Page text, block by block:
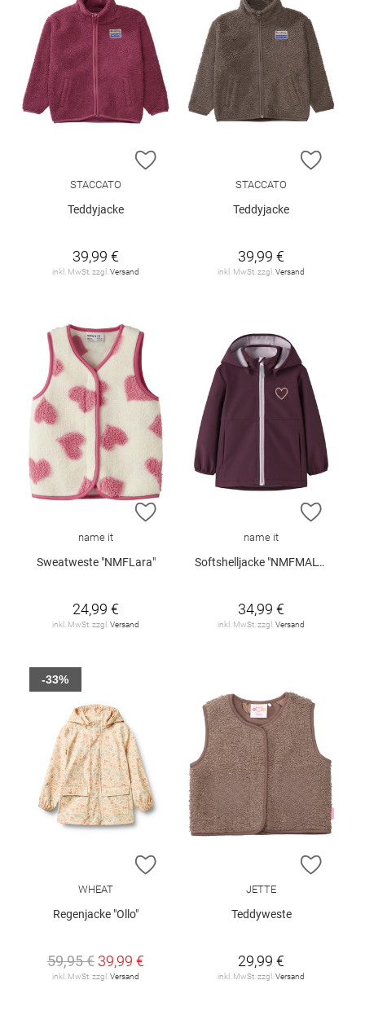
ZUR WUNSCHLISTE HINZUFÜGEN
STACCATO
Teddyjacke
39,99 €
inkl. MwSt. zzgl. Versand
ZUR
STACCATO
Teddyjacke
39,99 €
inkl. MwSt. zzgl. Versand
ZUR WUNSCHLISTE HINZUFÜGEN
name it
Sweatweste "NMFLara"
24,99 €
inkl. MwSt. zzgl. Versand
ZUR
name it
Softshelljacke "NMFMALTA05"
34,99 €
inkl. MwSt. zzgl. Versand
ZUR WUNSCHLISTE HINZUFÜGEN
WHEAT
Regenjacke "Ollo"
59,95 € 39,99 €
inkl. MwSt. zzgl.Versand
-33%
ZUR
JETTE
Teddyweste
29,99 €
inkl. MwSt. zzgl.Versand